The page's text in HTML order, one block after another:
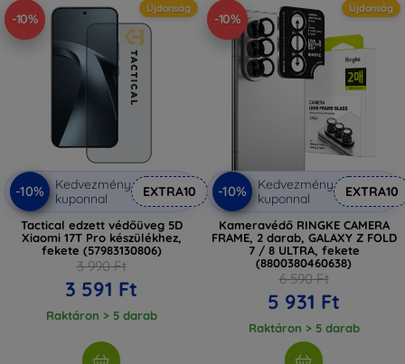
-10%
Újdonság
-10%
Kedvezmény
kuponnal
EXTRA10
Tactical edzett védőüveg 5D
Xiaomi 17T Pro készülékhez,
fekete (57983130806)
3 990 Ft
3 591 Ft
Raktáron > 5 darab
-10%
Újdonság
-10%
Kedvezmény
kuponnal
EXTRA10
Kameravédő RINGKE CAMERA
FRAME, 2 darab, GALAXY Z FOLD
7 / 8 ULTRA, fekete
(8800380460638)
6 590 Ft
5 931 Ft
Raktáron > 5 darab